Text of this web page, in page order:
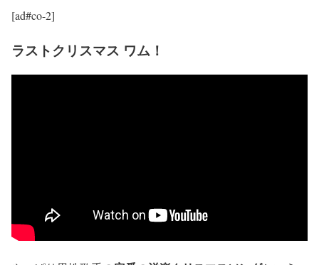
[ad#co-2]
ラストクリスマス ワム！